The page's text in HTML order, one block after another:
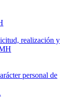
realización y
personal de